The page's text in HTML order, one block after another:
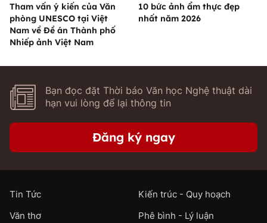
Tham vấn ý kiến của Văn
phòng UNESCO tại Việt
Nam về Đề án Thành phố
Nhiếp ảnh Việt Nam
10 bức ảnh ẩm thực đẹp
nhất năm 2026
Bạn đọc đặt Thời báo Văn học Nghệ thuật dài
hạn vui lòng để lại thông tin
Đăng ký ngay
Tin Tức
Kiến trúc - Quy hoạch
Văn thơ
Phê bình - Lý luận